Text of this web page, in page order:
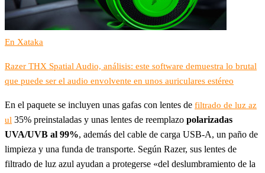
En Xataka
Razer THX Spatial Audio, análisis: este software demuestra lo brutal
que puede ser el audio envolvente en unos auriculares estéreo
En el paquete se incluyen unas gafas con lentes de filtrado de luz az
ul 35% preinstaladas y unas lentes de reemplazo polarizadas
UVA/UVB al 99%, además del cable de carga USB-A, un paño de
limpieza y una funda de transporte. Según Razer, sus lentes de
filtrado de luz azul ayudan a protegerse «del deslumbramiento de la